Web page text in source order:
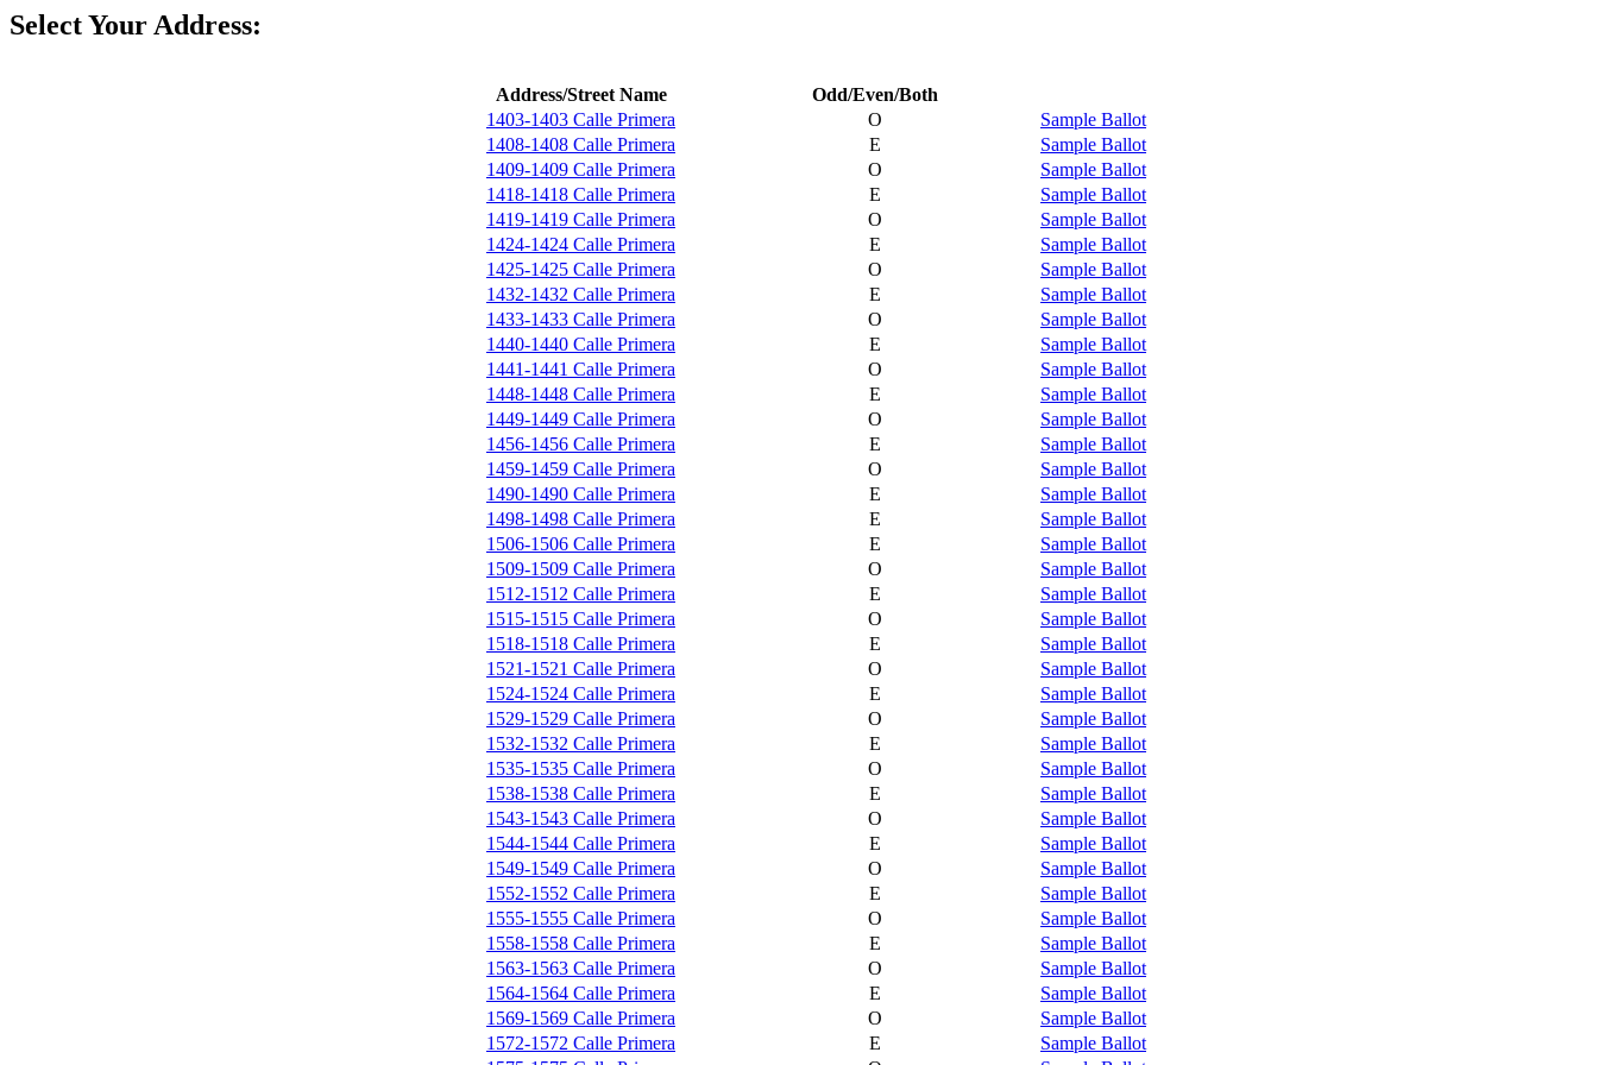
Select Your Address:
Address/Street Name
Odd/Even/Both
1403-1403 Calle Primera
O
Sample Ballot
1408-1408 Calle Primera
E
Sample Ballot
1409-1409 Calle Primera
O
Sample Ballot
1418-1418 Calle Primera
E
Sample Ballot
1419-1419 Calle Primera
O
Sample Ballot
1424-1424 Calle Primera
E
Sample Ballot
1425-1425 Calle Primera
O
Sample Ballot
1432-1432 Calle Primera
E
Sample Ballot
1433-1433 Calle Primera
O
Sample Ballot
1440-1440 Calle Primera
E
Sample Ballot
1441-1441 Calle Primera
O
Sample Ballot
1448-1448 Calle Primera
E
Sample Ballot
1449-1449 Calle Primera
O
Sample Ballot
1456-1456 Calle Primera
E
Sample Ballot
1459-1459 Calle Primera
O
Sample Ballot
1490-1490 Calle Primera
E
Sample Ballot
1498-1498 Calle Primera
E
Sample Ballot
1506-1506 Calle Primera
E
Sample Ballot
1509-1509 Calle Primera
O
Sample Ballot
1512-1512 Calle Primera
E
Sample Ballot
1515-1515 Calle Primera
O
Sample Ballot
1518-1518 Calle Primera
E
Sample Ballot
1521-1521 Calle Primera
O
Sample Ballot
1524-1524 Calle Primera
E
Sample Ballot
1529-1529 Calle Primera
O
Sample Ballot
1532-1532 Calle Primera
E
Sample Ballot
1535-1535 Calle Primera
O
Sample Ballot
1538-1538 Calle Primera
E
Sample Ballot
1543-1543 Calle Primera
O
Sample Ballot
1544-1544 Calle Primera
E
Sample Ballot
1549-1549 Calle Primera
O
Sample Ballot
1552-1552 Calle Primera
E
Sample Ballot
1555-1555 Calle Primera
O
Sample Ballot
1558-1558 Calle Primera
E
Sample Ballot
1563-1563 Calle Primera
O
Sample Ballot
1564-1564 Calle Primera
E
Sample Ballot
1569-1569 Calle Primera
O
Sample Ballot
1572-1572 Calle Primera
E
Sample Ballot